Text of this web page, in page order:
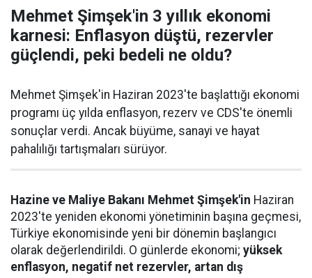
Mehmet Şimşek'in 3 yıllık ekonomi
karnesi: Enflasyon düştü, rezervler
güçlendi, peki bedeli ne oldu?
Mehmet Şimşek'in Haziran 2023'te başlattığı ekonomi
programı üç yılda enflasyon, rezerv ve CDS'te önemli
sonuçlar verdi. Ancak büyüme, sanayi ve hayat
pahalılığı tartışmaları sürüyor.
Hazine ve Maliye Bakanı Mehmet Şimşek'in Haziran
2023'te yeniden ekonomi yönetiminin başına geçmesi,
Türkiye ekonomisinde yeni bir dönemin başlangıcı
olarak değerlendirildi. O günlerde ekonomi; yüksek
enflasyon, negatif net rezervler, artan dış